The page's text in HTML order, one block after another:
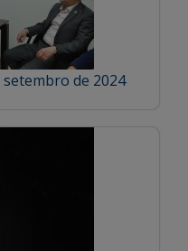
setembro de 2024